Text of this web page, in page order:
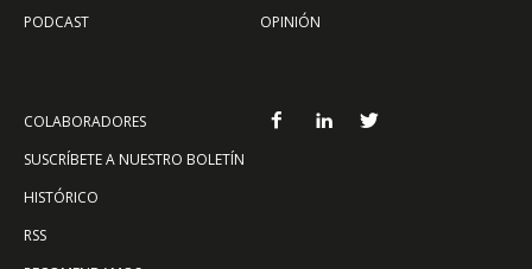
PODCAST
OPINIÓN
COLABORADORES
SUSCRÍBETE A NUESTRO BOLETÍN
HISTÓRICO
RSS